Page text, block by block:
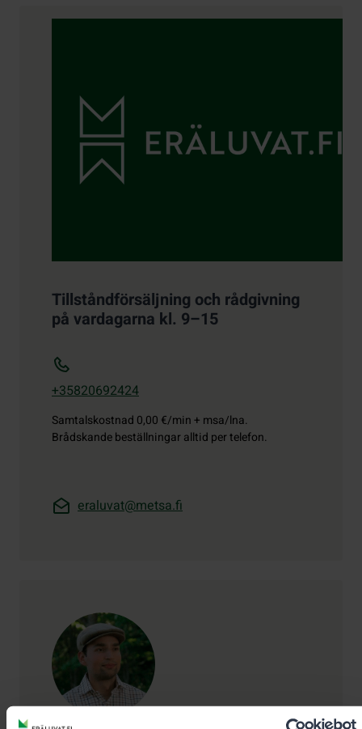
Tillståndförsäljning och rådgivning
på vardagarna kl. 9–15
+35820692424
Samtalskostnad 0,00 €/min + msa/lna.
Brådskande beställningar alltid per telefon.
eraluvat@metsa.fi
Kontaktuppgifter